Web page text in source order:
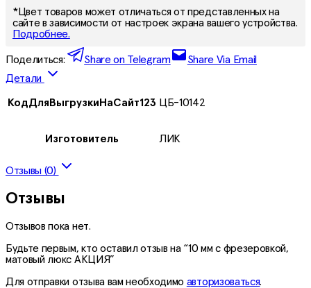
*Цвет товаров может отличаться от представленных на
сайте в зависимости от настроек экрана вашего устройства.
Подробнее.
Поделиться: Share on Telegram
Share Via Email
Детали
КодДляВыгрузкиНаСайт123 ЦБ-10142
Изготовитель ЛИК
Отзывы (0)
Отзывы
Отзывов пока нет.
Будьте первым, кто оставил отзыв на “10 мм с фрезеровкой,
матовый люкс АКЦИЯ”
Для отправки отзыва вам необходимо авторизоваться.